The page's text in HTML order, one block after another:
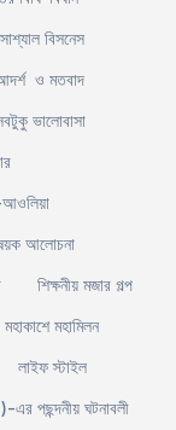
বিসনেস
ও মতবাদ
ভালোবাসা
আওলিয়া
আলোচনা
শিক্ষনীয় মজার গল্প
মহাকাশে মহামিলন
লাইফ স্টাইল
এর পছন্দনীয় ঘটনাবলী